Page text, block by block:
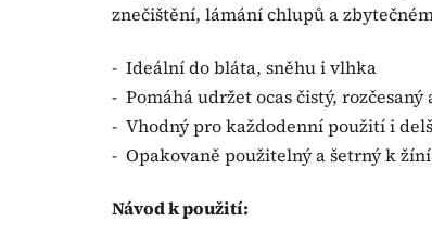
znečištění, lámání chlupů a
- Ideální do bláta, sněhu i vlhka
- Pomáhá udržet ocas čistý, rozčesaný
- Vhodný pro každodenní použití i
- Opakovaně použitelný a šetrný k žíní
Návod k použití: